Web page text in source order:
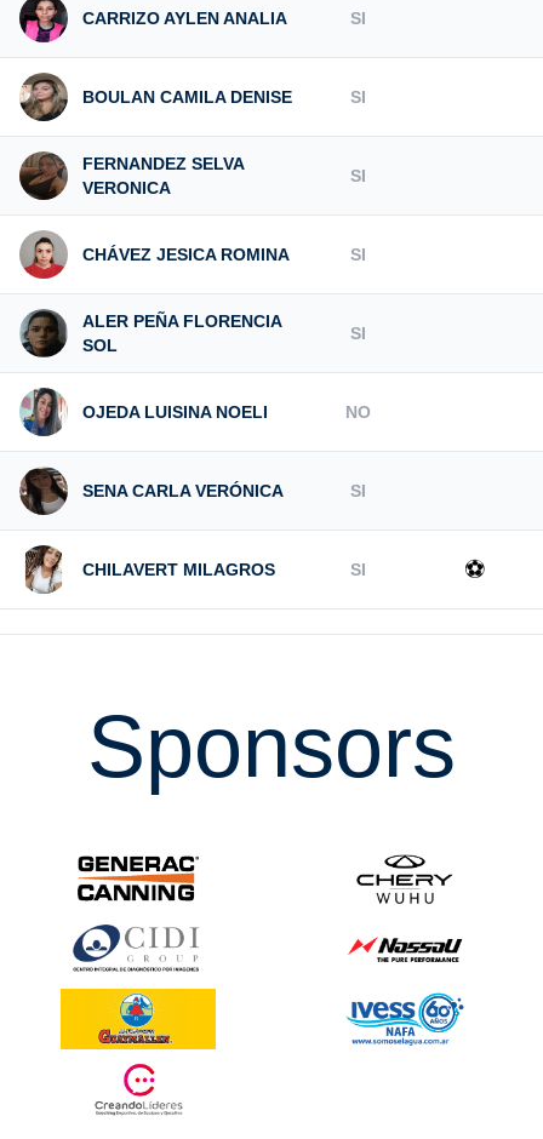
CARRIZO AYLEN ANALIA SI
BOULAN CAMILA DENISE SI
FERNANDEZ SELVA
VERONICA
SI
CHÁVEZ JESICA ROMINA SI
ALER PEÑA FLORENCIA
SOL
SI
OJEDA LUISINA NOELI NO
SENA CARLA VERÓNICA SI
CHILAVERT MILAGROS SI ⚽
Sponsors